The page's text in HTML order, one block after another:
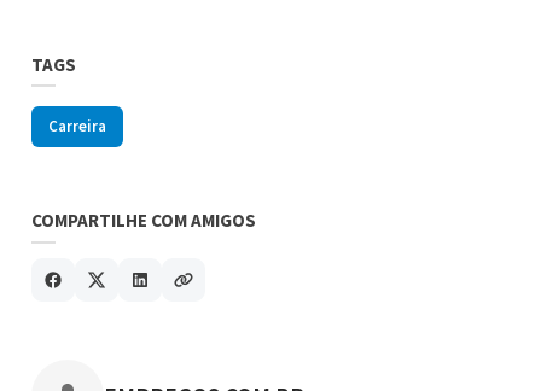
TAGS
Carreira
COMPARTILHE COM AMIGOS